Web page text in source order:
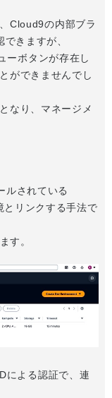
Cloud9の内部ブラ
きますが、
ーボタンが存在し
ができませんでし
なり、マネージメ
ルされている
とリンクする手法で
す。
による認証で、連